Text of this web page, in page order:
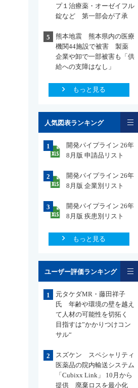
プ１治療薬・オーゼイフル
錠など 第一部会が了承
5
熊本地震 熊本県内の医療
機関44施設で被害 製薬
企業や卸で一部被害も「供
給への支障はなし」
もっと見る
人気図表ランキング
1
開発パイプライン 26年
8月版 申請品リスト
2
開発パイプライン 26年
8月版 企業別リスト
3
開発パイプライン 26年
8月版 疾患別リスト
もっと見る
ユーザー評価ランキング
1
元タケダMR・藤田祥子
氏 年齢や環境の壁を越え
て人材の可能性を切拓く
目指すは”かかりつけコン
サル“
2
スズケン スペシャリティ
医薬品の院内輸送システム
「Cubixx Link」 10月から
提供 廃棄ロスを最小化